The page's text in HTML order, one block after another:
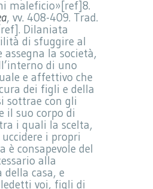
maleficio»[ref]8.
, vv. 408-409. Trad.
Dilaniata
di sfuggire al
assegna la società,
di uno
e affettivo che
dei figli e della
sottrae con gli
il suo corpo di
i quali la scelta,
i propri
è consapevole del
alla
della casa, e
voi, figli di